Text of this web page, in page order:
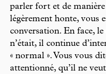
parler fort et de manière
légèrement honte, vous
conversation. En face,
n’était, il continue
« normal ». Vous vous
attentionné, qu’il ne